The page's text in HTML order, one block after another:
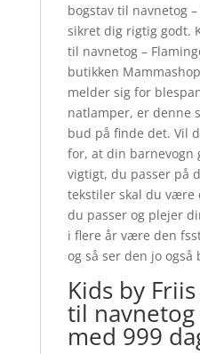
bogstav til navnetog
sikret dig rigtig godt.
til navnetog –
butikken
melder sig for
natlamper, er denne
bud på finde det. Vil
for, at din barnevogn
vigtigt, du passer på
tekstiler skal du være
du passer og plejer
i flere år være den
og så ser den jo også
Kids by
til navnetog
med 999